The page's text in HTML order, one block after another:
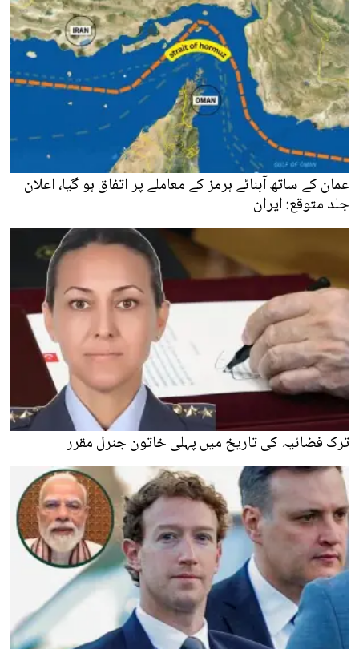
عمان کے ساتھ آبنائے ہرمز کے معاملے پر اتفاق ہو گیا، اعلان
جلد متوقع: ایران
ترک فضائیہ کی تاریخ میں پہلی خاتون جنرل مقرر